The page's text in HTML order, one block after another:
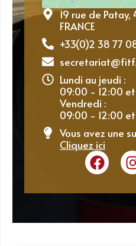
19 rue de
FRANCE
+33(0)2 38 77
Lundi au jeudi :
09:00 - 12:00 et
Vendredi :
09:00 - 12:00 et
Vous avez une
Cliquez ici